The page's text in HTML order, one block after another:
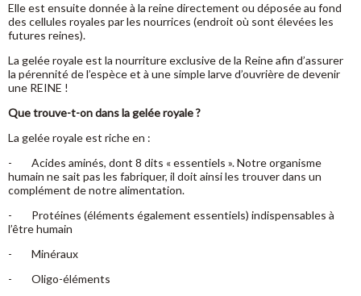
Elle est ensuite donnée à la reine directement ou déposée au fond
des cellules royales par les nourrices (endroit où sont élevées les
futures reines).
La gelée royale est la nourriture exclusive de la Reine afin d’assurer
la pérennité de l’espèce et à une simple larve d’ouvrière de devenir
une REINE !
Que trouve-t-on dans la gelée royale ?
La gelée royale est riche en :
- Acides aminés, dont 8 dits « essentiels ». Notre organisme
humain ne sait pas les fabriquer, il doit ainsi les trouver dans un
complément de notre alimentation.
- Protéines (éléments également essentiels) indispensables à
l’être humain
- Minéraux
- Oligo-éléments